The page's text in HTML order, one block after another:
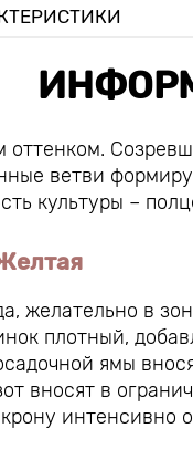
оттенком.
ветви
культуры –
желательно в
плотный,
ямы
вносят в
интенсивно